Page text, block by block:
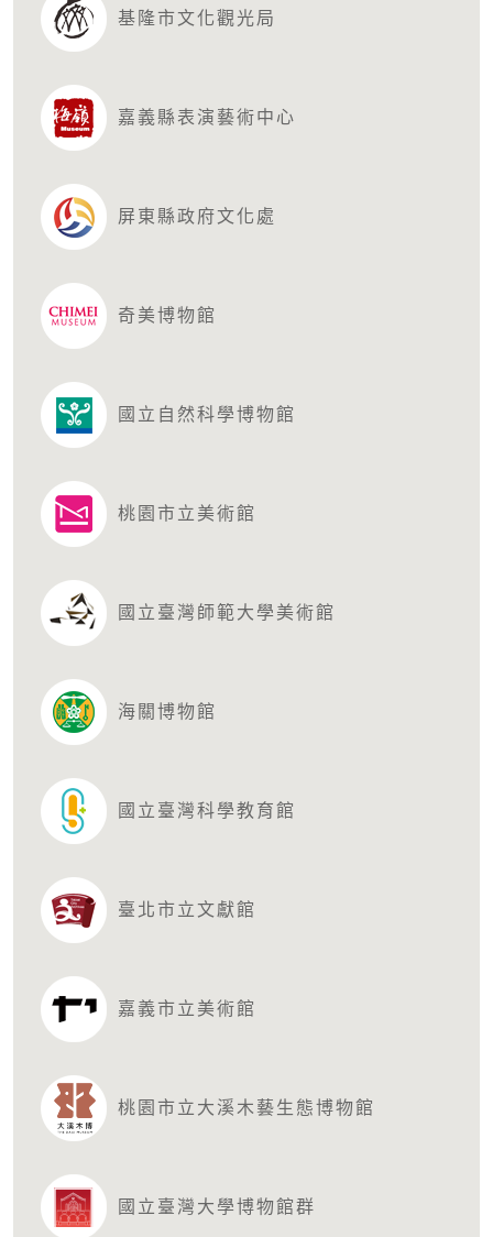
基隆市文化觀光局
嘉義縣表演藝術中心
屏東縣政府文化處
奇美博物館
國立自然科學博物館
桃園市立美術館
國立臺灣師範大學美術館
海關博物館
國立臺灣科學教育館
臺北市立文獻館
嘉義市立美術館
桃園市立大溪木藝生態博物館
國立臺灣大學博物館群